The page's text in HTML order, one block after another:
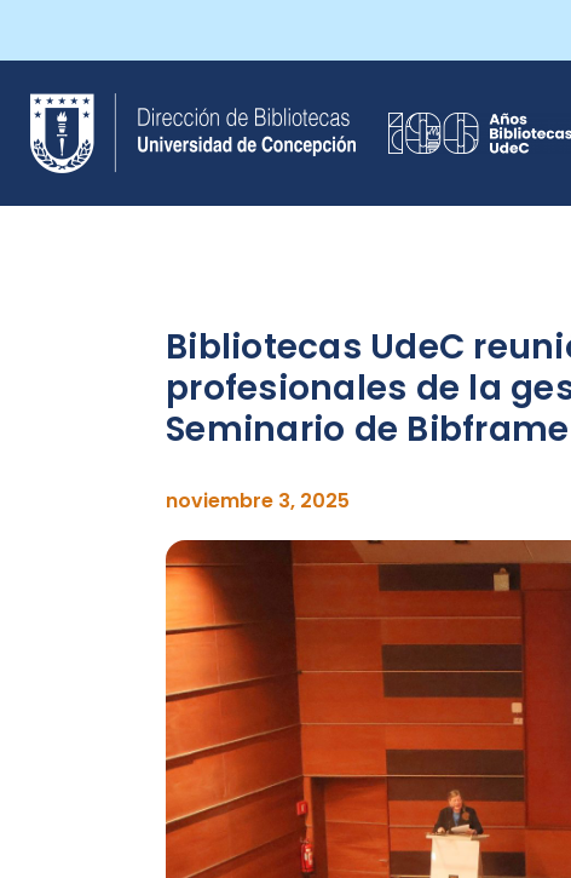
Saltar
al
contenido
Bibliotecas UdeC
profesionales de la
Seminario de Bibframe
noviembre 3, 2025